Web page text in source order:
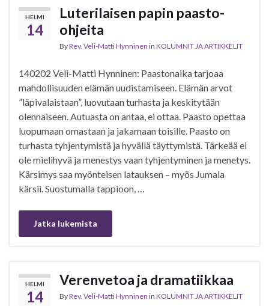
HELMI
14
Luterilaisen papin paasto-
ohjeita
ByRev. Veli-Matti Hynninen in KOLUMNIT JA ARTIKKELIT
140202 Veli-Matti Hynninen: Paastonaika tarjoaa
mahdollisuuden elämän uudistamiseen. Elämän arvot
”läpivalaistaan”, luovutaan turhasta ja keskitytään
olennaiseen. Autuasta on antaa, ei ottaa. Paasto opettaa
luopumaan omastaan ja jakamaan toisille. Paasto on
turhasta tyhjentymistä ja hyvällä täyttymistä. Tärkeää ei
ole mielihyvä ja menestys vaan tyhjentyminen ja menetys.
Kärsimys saa myönteisen latauksen – myös Jumala
kärsii. Suostumalla tappioon, …
Jatka lukemista
HELMI
14
Verenvetoa ja dramatiikkaa
ByRev. Veli-Matti Hynninen in KOLUMNIT JA ARTIKKELIT